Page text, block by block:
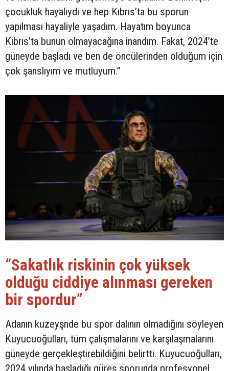
çocukluk hayaliydi ve hep Kıbrıs’ta bu sporun
yapılması hayaliyle yaşadım. Hayatım boyunca
Kıbrıs’ta bunun olmayacağına inandım. Fakat, 2024’te
güneyde başladı ve ben de öncülerinden olduğum için
çok şanslıyım ve mutluyum.”
“Sakatlık riskinin çok yüksek
olduğu ciddiye alınması gereken
bir spordur”
Adanın kuzeyşnde bu spor dalının olmadığını söyleyen
Kuyucuoğulları, tüm çalışmalarını ve karşılaşmalarını
güneyde gerçekleştirebildiğini belirtti. Kuyucuoğulları,
2024 yılında başladığı güreş sporunda profesyonel